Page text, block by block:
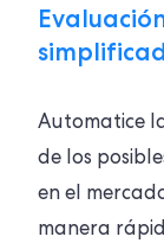
Automatice
de los
en el
manera